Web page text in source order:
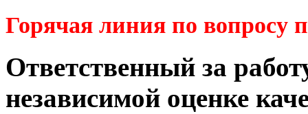
Горячая линия по вопросу
Ответственный за
независимой оценке